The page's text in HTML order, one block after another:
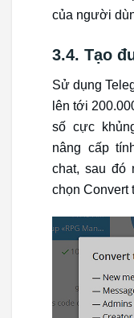
của người
3.4. Tạo
Sử dụng
lên tới
số cực
nâng cấp
chat, sau đó
chọn Convert